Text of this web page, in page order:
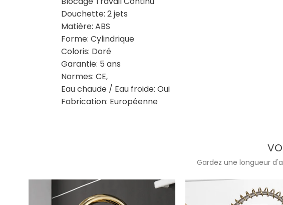
Douchette: 2 jets
Matière: ABS
Forme: Cylindrique
Coloris: Doré
Garantie: 5 ans
Normes: CE,
Eau chaude / Eau froide: Oui
Fabrication: Européenne
Gardez une longueur